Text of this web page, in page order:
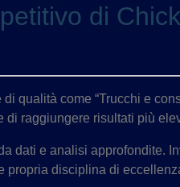
di
qualità come “Trucchi e
di raggiungere risultati più
dati e analisi approfondite.
propria disciplina di